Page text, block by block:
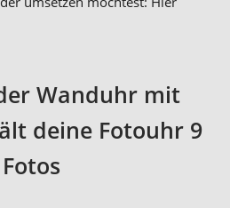
Wanduhr mit
deine Fotouhr 9
Fotos